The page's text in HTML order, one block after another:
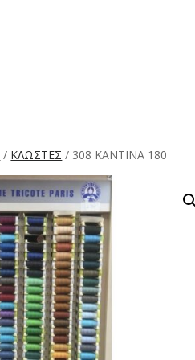
/ ΚΛΩΣΤΕΣ / 308 ΚΑΝΤΊΝΑ 180